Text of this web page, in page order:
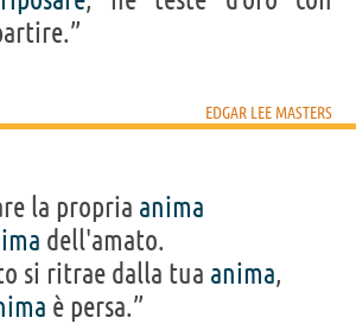
EDGAR LEE MASTERS
la propria anima
dell'amato.
si ritrae dalla tua anima,
è persa.”